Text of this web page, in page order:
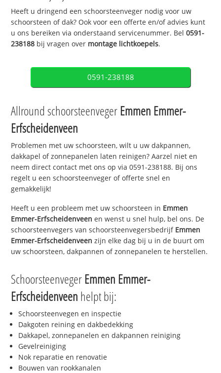
Heeft u dringend een schoorsteenveger nodig voor uw
schoorsteen of dak? Ook voor een offerte en/of advies kunt
u ons bereiken via onderstaand servicenummer. Bel0591-
238188 bij vragen over montage lichtkoepels.
0591-238188
Allround schoorsteenveger Emmen Emmer-
Erfscheidenveen
Problemen met uw schoorsteen, wilt u uw dakpannen,
dakkapel of zonnepanelen laten reinigen? Aarzel niet en
neem direct contact met ons op via 0591-238188. Bij ons
regelt u een schoorsteenveger of offerte snel en
gemakkelijk!
Heeft u een probleem met uw schoorsteen in Emmen
Emmer-Erfscheidenveen en wenst u snel hulp, bel ons. De
schoorsteenvegers van schoorsteenvegersbedrijf Emmen
Emmer-Erfscheidenveen zijn elke dag bij u in de buurt om
uw schoorsteen, dakpannen of zonnepanelen te herstellen.
Schoorsteenveger Emmen Emmer-
Erfscheidenveen helpt bij:
Schoorsteenvegen en inspectie
Dakgoten reining en dakbedekking
Dakkapel, zonnepanelen en dakpannen reiniging
Gevelreiniging
Nok reparatie en renovatie
Bouwen van rookkanalen